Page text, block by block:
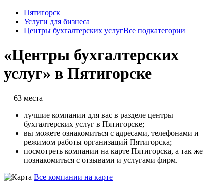
Пятигорск
Услуги для бизнеса
Центры бухгалтерских услугВсе подкатегории
«Центры бухгалтерских
услуг» в Пятигорске
— 63 места
лучшие компании для вас в разделе центры
бухгалтерских услуг в Пятигорске;
вы можете ознакомиться с адресами, телефонами и
режимом работы организаций Пятигорска;
посмотреть компании на карте Пятигорска, а так же
познакомиться с отзывами и услугами фирм.
Все компании на карте